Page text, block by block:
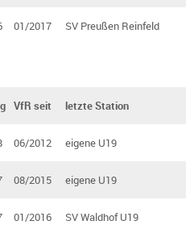
01/2017 SV Preußen Reinfeld
06/2012 eigene U19
08/2015 eigene U19
01/2016 SV Waldhof U19
VfR seit letzte Station